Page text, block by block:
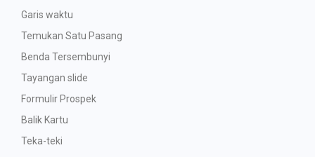
Garis waktu
Temukan Satu Pasang
Benda Tersembunyi
Tayangan slide
Formulir Prospek
Balik Kartu
Teka-teki